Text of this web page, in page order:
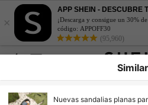
×
APP SHEIN - DESCUBRE
¡Descarga y consigue un 30%
código: APPOFF30
(95,960)
Similar
Nuevas sandalias planas